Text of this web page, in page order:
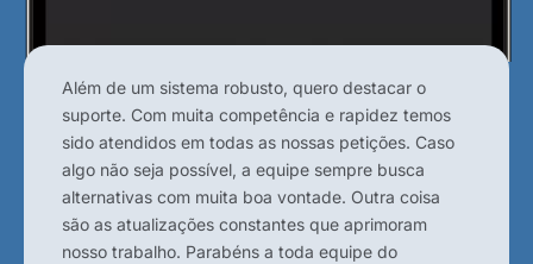
Além de um sistema robusto, quero destacar o
suporte. Com muita competência e rapidez temos
sido atendidos em todas as nossas petições. Caso
algo não seja possível, a equipe sempre busca
alternativas com muita boa vontade. Outra coisa
são as atualizações constantes que aprimoram
nosso trabalho. Parabéns a toda equipe do